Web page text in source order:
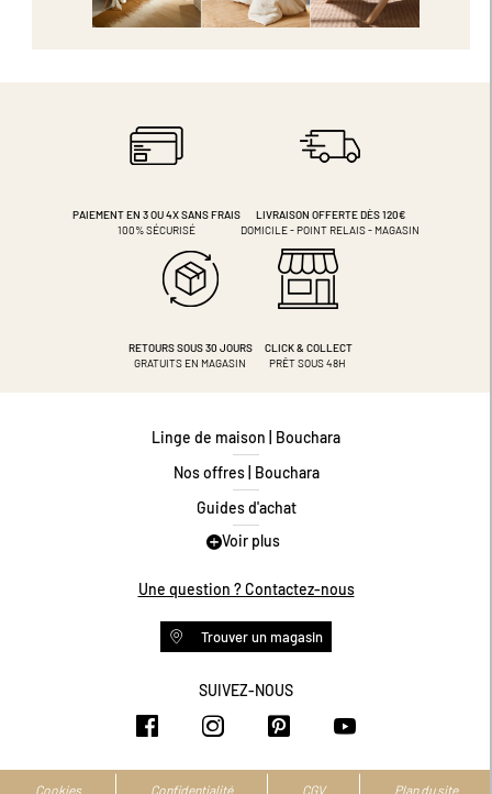
PAIEMENT EN 3 OU 4XSANS FRAIS
100% SÉCURISÉ
LIVRAISON OFFERTE DÈS 120€
DOMICILE - POINT RELAIS - MAGASIN
RETOURS SOUS 30 JOURS
GRATUITS EN MAGASIN
CLICK & COLLECT
PRÊT SOUS 48H
Linge de maison | Bouchara
Nos offres | Bouchara
Guides d'achat
Guide des tailles
Programme de fidélité
Conditions des offres
Livraison et retours
Accessibilité numérique
Voir plus
Une question ? Contactez-nous
Trouver un magasin
SUIVEZ-NOUS
https://www.facebook.com/
https://https://
Cookies Confidentialité CGV Plan du site